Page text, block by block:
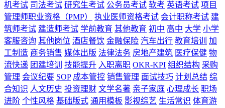
机考试 司法考试 研究生考试 公务员考试 软考 英语考试 项目
管理师职业资格（PMP）
执业医师资格考试 会计职称考试 建
筑师考试 建造师考试 学前教育 其他教育 初中 高中 大学 小学
客服咨询 其他岗位 酒店餐饮 金融保险 汽车出行 教育培训
加
工制造 商务销售 媒体出版 法律法务 房地产建筑 医疗保健 物
流快递 团建培训 技能提升 入职离职 OKR-KPI 组织结构 采购
管理 会议纪要 SOP 成本管控 销售管理 面试技巧 计划总结 综
合知识 人文历史 投资理财 文学名著 亲子家庭 心理成长 职场
进阶 个性风格 基础版式 通用模板 影视综艺 生活常识 体育游